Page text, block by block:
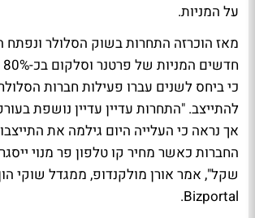
על המניות.
מאז הוכרזה התחרות בשוק הסלולר
כי ביחס לשנים עברו פעילות חברות
להתייצב. "התחרות עדיין עדיין נושפת
אך נראה כי העלייה היום גילמה את
שקל", אמר אורן מולקנדופ, ממגדל שוקי
Bizportal.